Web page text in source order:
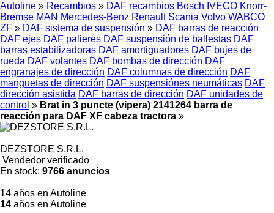
Autoline » Recambios » DAF recambios Bosch IVECO Knorr-
Bremse MAN Mercedes-Benz Renault Scania Volvo WABCO
ZF » DAF sistema de suspensión » DAF barras de reacción
DAF ejes DAF palieres DAF suspensión de ballestas DAF
barras estabilizadoras DAF amortiguadores DAF bujes de
rueda DAF volantes DAF bombas de dirección DAF
engranajes de dirección DAF columnas de dirección DAF
manguetas de dirección DAF suspensiónes neumáticas DAF
dirección asistida DAF barras de dirección DAF unidades de
control » Brat in 3 puncte (vipera) 2141264 barra de
reacción para DAF XF cabeza tractora »
DEZSTORE S.R.L.
Vendedor verificado
En stock: 9766 anuncios
14 años en Autoline
14 años en Autoline